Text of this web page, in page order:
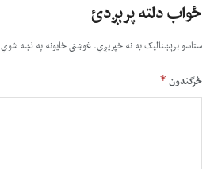
ځواب دلته پرېږدئ
ستاسو برېښناليک به نه خپريږي.غوښتى ځایونه په نښه شوي
څرگندون*